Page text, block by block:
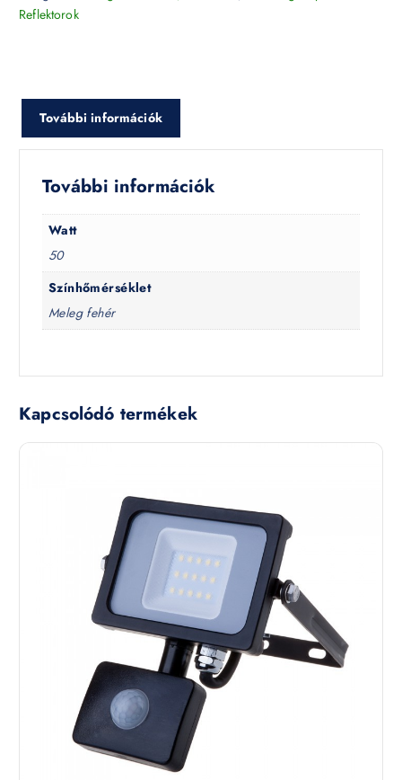
Reflektorok
További információk
További információk
Watt
50
Színhőmérséklet
Meleg fehér
Kapcsolódó termékek